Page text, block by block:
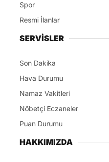
Spor
Resmi İlanlar
SERVİSLER
Son Dakika
Hava Durumu
Namaz Vakitleri
Nöbetçi Eczaneler
Puan Durumu
HAKKIMIZDA